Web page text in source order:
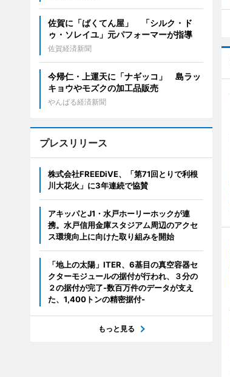
佐賀に「ばくてん屋」 「シルク・ド
ゥ・ソレイユ」元パフォーマーが指導
佐賀経済新聞
今帰仁・上運天に「ナギッコ」 島ラッ
キョウやモズクの加工品販売
やんばる経済新聞
プレスリリース
株式会社FREEDiVE、「第71回とりで利根
川大花火」に3年連続で協賛
アキッパとJ1・水戸ホーリーホックが連
携。水戸信用金庫スタジアム周辺のアクセ
ス環境向上に向けた取り組みを開始
「地上の太陽」ITER、6基目の真空容器セ
クターモジュールの据付が行われ、３分の
２の据付が完了-数百万件のデータが支え
た、1,400トンの精密据付-
もっと見る